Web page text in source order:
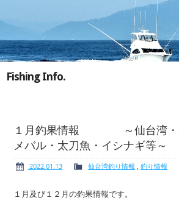
特選情報
ボート免許
Fishing Info.
１月釣果情報 ～仙台湾・金
メバル・太刀魚・イシナギ等～
2022.01.13 仙台湾釣り情報 ,釣り情報
１月及び１２月の釣果情報です。